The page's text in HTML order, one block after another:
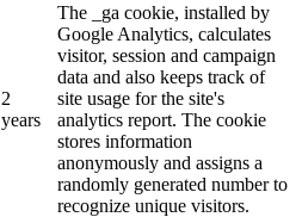
2
years
The _ga cookie, installed by
Google Analytics, calculates
visitor, session and campaign
data and also keeps track of
site usage for the site's
analytics report. The cookie
stores information
anonymously and assigns a
randomly generated number to
recognize unique visitors.